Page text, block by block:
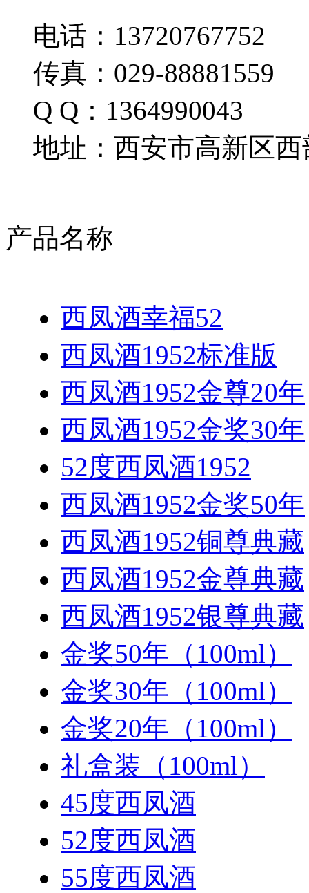
电话：13720767752
传真：029-88881559
Q Q：1364990043
地址：西安市高新区西
产品名称
西凤酒幸福52
西凤酒1952标准版
西凤酒1952金尊20年
西凤酒1952金奖30年
52度西凤酒1952
西凤酒1952金奖50年
西凤酒1952铜尊典藏
西凤酒1952金尊典藏
西凤酒1952银尊典藏
金奖50年（100ml）
金奖30年（100ml）
金奖20年（100ml）
礼盒装（100ml）
45度西凤酒
52度西凤酒
55度西凤酒